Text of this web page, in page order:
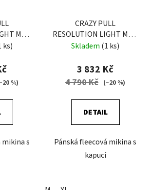
MAN
ks)
%)
mikina s
CRAZY PULL
RESOLUTION LIGHT MAN
SULFUR-BLACK
Skladem (1 ks)
3 832 Kč
4 790 Kč (–20 %)
DETAIL
Pánská fleecová mikina s
kapucí